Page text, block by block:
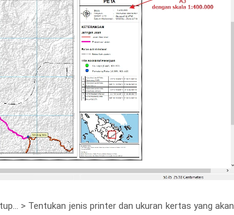
> Tentukan jenis printer dan ukuran kertas yang akan